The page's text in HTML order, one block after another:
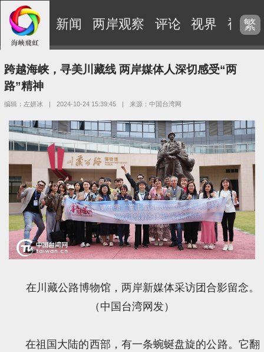
新闻 两岸观察 评论 视界 视频
繁
跨越海峡，寻美川藏线 两岸媒体人深切感受“两
路”精神
编辑：左妍冰 | 2024-10-24 15:39:45 | 来源：中国台湾网
在川藏公路博物馆，两岸新媒体采访团合影留念。
（中国台湾网发）
在祖国大陆的西部，有一条蜿蜒盘旋的公路。它翻